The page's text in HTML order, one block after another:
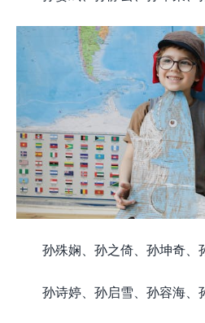
孙殊娴、孙之倚、孙坤奇、
孙诗婷、孙启雪、孙容海、